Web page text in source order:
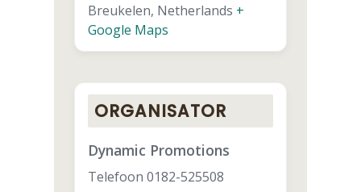
Breukelen, Netherlands +
Google Maps
ORGANISATOR
Dynamic Promotions
Telefoon 0182-525508